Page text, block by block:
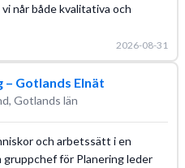
når både kvalitativa och
2026-08-31
– Gotlands Elnät
Gotlands län
och arbetssätt i en
gruppchef för Planering leder